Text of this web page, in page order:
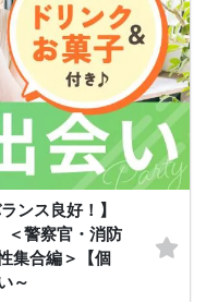
ンス良好！】
＜警察官・消防
集合編＞【個
～